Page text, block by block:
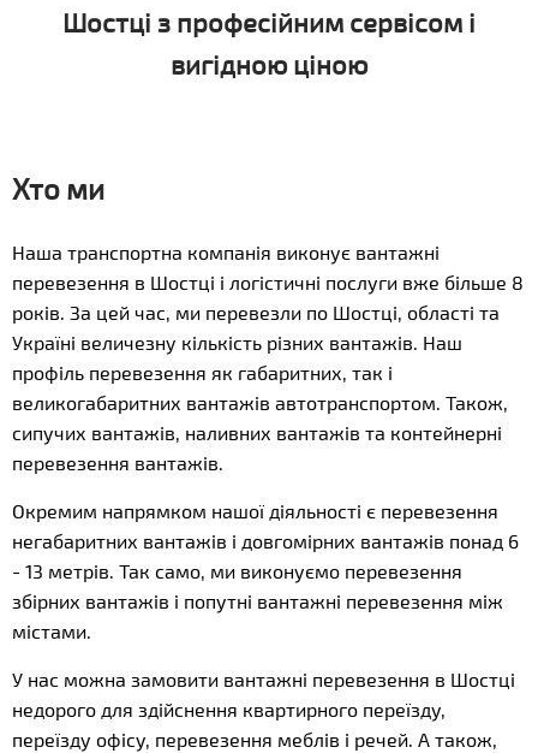
Шостці з професійним сервісом і
вигідною ціною
Хто ми
Наша транспортна компанія виконує вантажні
перевезення в Шостці і логістичні послуги вже більше 8
років. За цей час, ми перевезли по Шостці, області та
Україні величезну кількість різних вантажів. Наш
профіль перевезення як габаритних, так і
великогабаритних вантажів автотранспортом. Також,
сипучих вантажів, наливних вантажів та контейнерні
перевезення вантажів.
Окремим напрямком нашої діяльності є перевезення
негабаритних вантажів і довгомірних вантажів понад 6
- 13 метрів. Так само, ми виконуємо перевезення
збірних вантажів і попутні вантажні перевезення між
містами.
У нас можна замовити вантажні перевезення в Шостці
недорого для здійснення квартирного переїзду,
переїзду офісу, перевезення меблів і речей. А також,